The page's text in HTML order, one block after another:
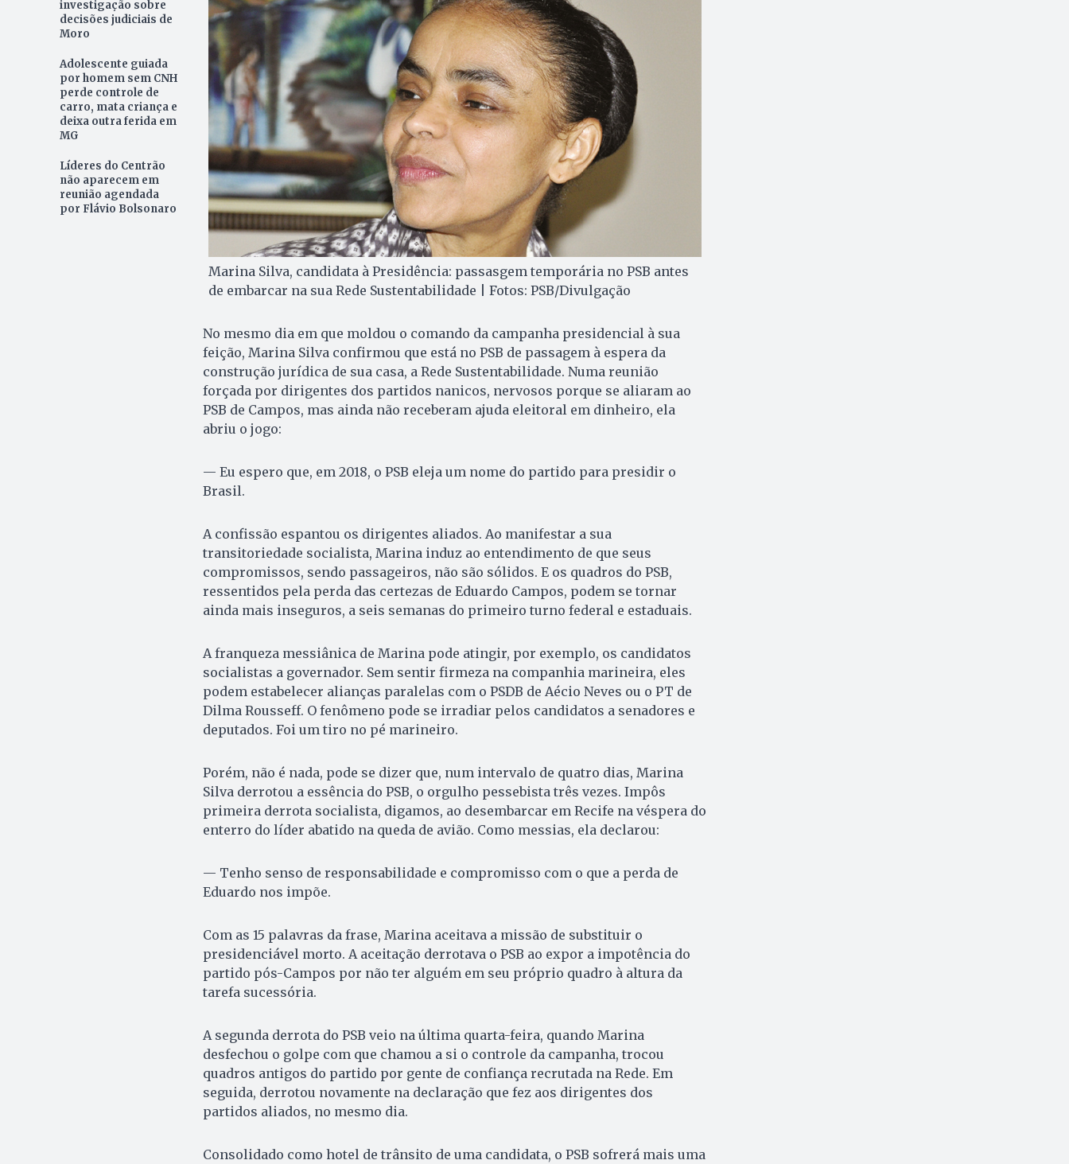
investigação sobre
decisões judiciais de
Moro
Adolescente guiada
por homem sem CNH
perde controle de
carro, mata criança e
deixa outra ferida em
MG
Líderes do Centrão
não aparecem em
reunião agendada
por Flávio Bolsonaro
Marina Silva, candidata à Presidência: passasgem temporária no PSB antes
de embarcar na sua Rede Sustentabilidade | Fotos: PSB/Divulgação
No mesmo dia em que moldou o comando da campanha presidencial à sua
feição, Marina Silva confirmou que está no PSB de passagem à espera da
construção jurídica de sua casa, a Rede Sustenta­bilidade. Numa reunião
forçada por dirigentes dos partidos nanicos, nervosos porque se aliaram ao
PSB de Campos, mas ainda não receberam ajuda eleitoral em dinheiro, ela
abriu o jogo:
— Eu espero que, em 2018, o PSB eleja um nome do partido para presidir o
Brasil.
A confissão espantou os dirigentes aliados. Ao manifestar a sua
transitoriedade socialista, Marina induz ao entendimento de que seus
compromissos, sendo passageiros, não são sólidos. E os quadros do PSB,
ressentidos pela perda das certezas de Eduardo Campos, podem se tornar
ainda mais inseguros, a seis semanas do primeiro turno federal e estaduais.
A franqueza messiânica de Ma­ri­na pode atingir, por exemplo, os can­didatos
socialistas a governador. Sem sentir firmeza na companhia ma­rineira, eles
podem estabelecer alianças paralelas com o PSDB de Aé­cio Neves ou o PT de
Dilma Rous­seff. O fenômeno pode se irradiar pelos candidatos a senadores e
deputados. Foi um tiro no pé marineiro.
Porém, não é nada, pode se dizer que, num intervalo de quatro dias, Marina
Silva derrotou a essência do PSB, o orgulho pessebista três vezes. Impôs
primeira derrota socialista, digamos, ao desembarcar em Recife na véspera do
enterro do líder abatido na queda de avião. Como messias, ela declarou:
— Tenho senso de responsabilidade e compromisso com o que a perda de
Eduardo nos impõe.
Com as 15 palavras da frase, Ma­rina aceitava a missão de substituir o
presidenciável morto. A aceitação derrotava o PSB ao expor a im­potência do
partido pós-Cam­pos por não ter alguém em seu próprio quadro à altura da
tarefa sucessória.
A segunda derrota do PSB veio na última quarta-feira, quando Marina
desfechou o golpe com que chamou a si o controle da campanha, trocou
quadros antigos do partido por gente de confiança recrutada na Rede. Em
seguida, derrotou novamente na declaração que fez aos dirigentes dos
partidos aliados, no mesmo dia.
Consolidado como hotel de trânsito de uma candidata, o PSB sofrerá mais uma